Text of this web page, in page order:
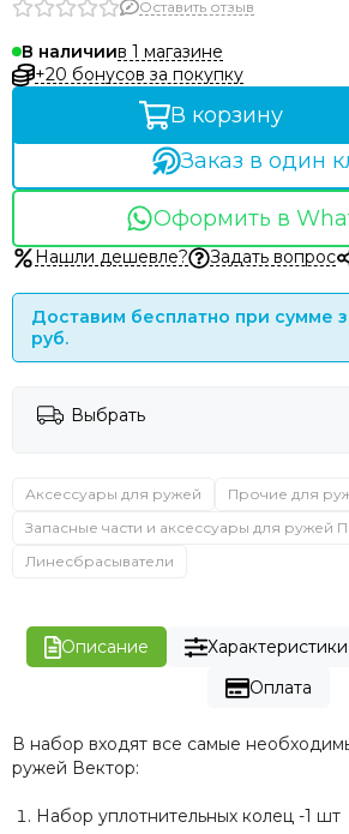
Оставить отзыв
В наличиив 1 магазине
+20 бонусов за покупку
В корзину
Заказ в один
Оформить в
Нашли дешевле? Задать вопрос
Доставим бесплатно при сумме
руб.
Выбрать
Аксессуары для ружей
Прочие для
Запасные части и аксессуары для ружей
Линесбрасыватели
Описание Характеристики
Оплата
В набор входят все самые
ружей Вектор:
Набор уплотнительных колец -1 шт